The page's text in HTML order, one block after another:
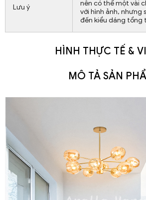
Lưu ý
nên có thể một vài
với hình ảnh, nhưng
đến kiểu dáng tổng
HÌNH THỰC TẾ &
MÔ TẢ SẢN